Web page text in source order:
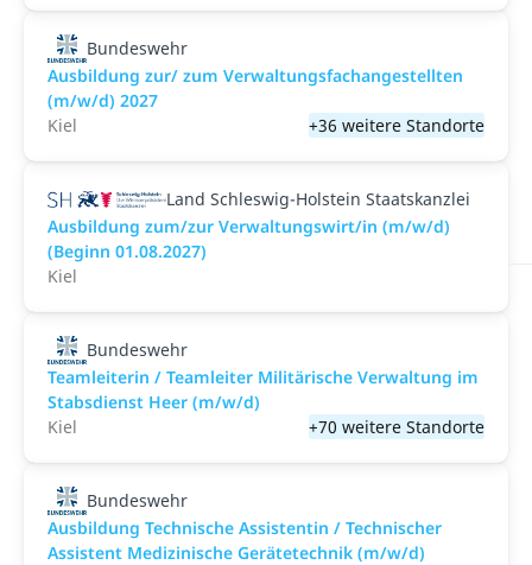
Bundeswehr
Ausbildung zur/ zum Verwaltungsfachangestellten
(m/w/d) 2027
Kiel
+36 weitere Standorte
Land Schleswig-Holstein Staatskanzlei
Ausbildung zum/zur Verwaltungswirt/in (m/w/d)
(Beginn 01.08.2027)
Kiel
Bundeswehr
Teamleiterin / Teamleiter Militärische Verwaltung im
Stabsdienst Heer (m/w/d)
Kiel
+70 weitere Standorte
Bundeswehr
Ausbildung Technische Assistentin / Technischer
Assistent Medizinische Gerätetechnik (m/w/d)